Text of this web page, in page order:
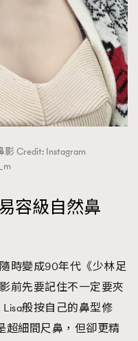
影 Credit: Instagram
容級自然鼻
時變成90年代《少林足
前先要記住不一定要夾
般按自己的鼻型修
超細間尺鼻，但卻更精